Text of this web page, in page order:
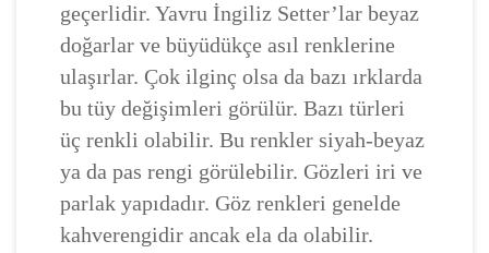
geçerlidir. Yavru İngiliz Setter’lar beyaz
doğarlar ve büyüdükçe asıl renklerine
ulaşırlar. Çok ilginç olsa da bazı ırklarda
bu tüy değişimleri görülür. Bazı türleri
üç renkli olabilir. Bu renkler siyah-beyaz
ya da pas rengi görülebilir. Gözleri iri ve
parlak yapıdadır. Göz renkleri genelde
kahverengidir ancak ela da olabilir.